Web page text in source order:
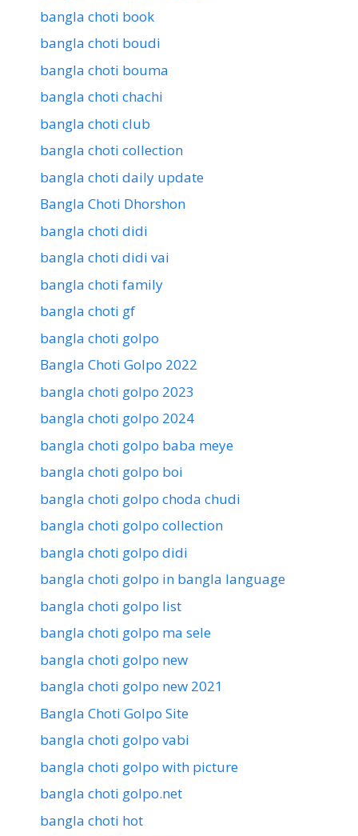
bangla choti book
bangla choti boudi
bangla choti bouma
bangla choti chachi
bangla choti club
bangla choti collection
bangla choti daily update
Bangla Choti Dhorshon
bangla choti didi
bangla choti didi vai
bangla choti family
bangla choti gf
bangla choti golpo
Bangla Choti Golpo 2022
bangla choti golpo 2023
bangla choti golpo 2024
bangla choti golpo baba meye
bangla choti golpo boi
bangla choti golpo choda chudi
bangla choti golpo collection
bangla choti golpo didi
bangla choti golpo in bangla language
bangla choti golpo list
bangla choti golpo ma sele
bangla choti golpo new
bangla choti golpo new 2021
Bangla Choti Golpo Site
bangla choti golpo vabi
bangla choti golpo with picture
bangla choti golpo.net
bangla choti hot